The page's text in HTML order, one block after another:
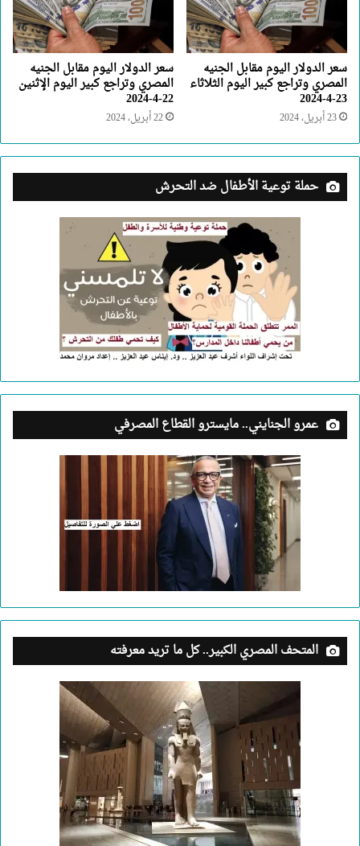
سعر الدولار اليوم مقابل الجنيه
المصري وتراجع كبير اليوم الثلاثاء
23-4-2024
23 أبريل، 2024
سعر الدولار اليوم مقابل الجنيه
المصري وتراجع كبير اليوم الإثنين
22-4-2024
22 أبريل، 2024
حملة توعية الأطفال ضد التحرش
عمرو الجنايني.. مايسترو القطاع المصرفي
المتحف المصري الكبير.. كل ما تريد معرفته